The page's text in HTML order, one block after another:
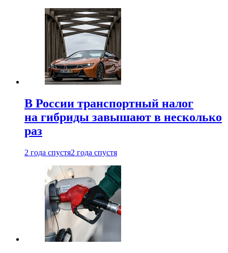
В России транспортный налог
на гибриды завышают в несколько
раз
2 года спустя2 года спустя